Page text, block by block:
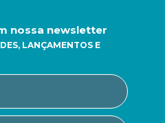
nossa newsletter
LANÇAMENTOS E